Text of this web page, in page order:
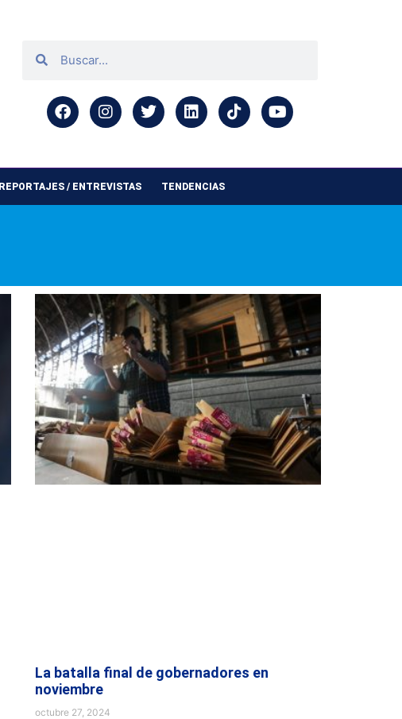
REPORTAJES / ENTREVISTAS TENDENCIAS
La batalla final de gobernadores en
noviembre
octubre 27, 2024